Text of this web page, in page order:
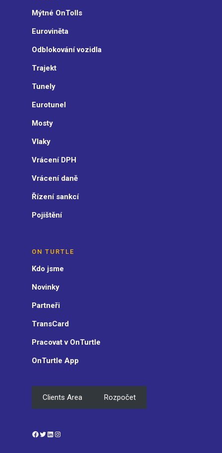
Mýtné OnTolls
Euroviněta
Odblokování vozidla
Trajekt
Tunely
Eurotunel
Mosty
Vlaky
Vrácení DPH
Vrácení daně
Řízení sankcí
Pojištění
ON TURTLE
Kdo jsme
Novinky
Partneři
TransCard
Pracovat v OnTurtle
OnTurtle App
Clients Area Rozpočet
Facebook
TwitterLinkedIn